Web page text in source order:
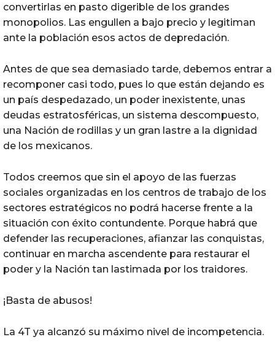
convertirlas en pasto digerible de los grandes
monopolios. Las engullen a bajo precio y legitiman
ante la población esos actos de depredación.
Antes de que sea demasiado tarde, debemos entrar a
recomponer casi todo, pues lo que están dejando es
un país despedazado, un poder inexistente, unas
deudas estratosféricas, un sistema descompuesto,
una Nación de rodillas y un gran lastre a la dignidad
de los mexicanos.
Todos creemos que sin el apoyo de las fuerzas
sociales organizadas en los centros de trabajo de los
sectores estratégicos no podrá hacerse frente a la
situación con éxito contundente. Porque habrá que
defender las recuperaciones, afianzar las conquistas,
continuar en marcha ascendente para restaurar el
poder y la Nación tan lastimada por los traidores.
¡Basta de abusos!
La 4T ya alcanzó su máximo nivel de incompetencia.